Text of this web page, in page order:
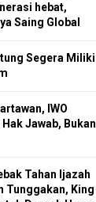
hebat,
Saing Global
Segera Miliki
IWO
Jawab, Bukan
Tahan Ijazah
Tunggakan, King